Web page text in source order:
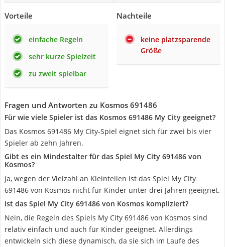
Vorteile
einfache Regeln
sehr kurze Spielzeit
zu zweit spielbar
Nachteile
keine platzsparende
Größe
Fragen und Antworten zu Kosmos 691486
Für wie viele Spieler ist das Kosmos 691486 My City geeignet?
Das Kosmos 691486 My City-Spiel eignet sich für zwei bis vier
Spieler ab zehn Jahren.
Gibt es ein Mindestalter für das Spiel My City 691486 von
Kosmos?
Ja, wegen der Vielzahl an Kleinteilen ist das Spiel My City
691486 von Kosmos nicht für Kinder unter drei Jahren geeignet.
Ist das Spiel My City 691486 von Kosmos kompliziert?
Nein, die Regeln des Spiels My City 691486 von Kosmos sind
relativ einfach und auch für Kinder geeignet. Allerdings
entwickeln sich diese dynamisch, da sie sich im Laufe des